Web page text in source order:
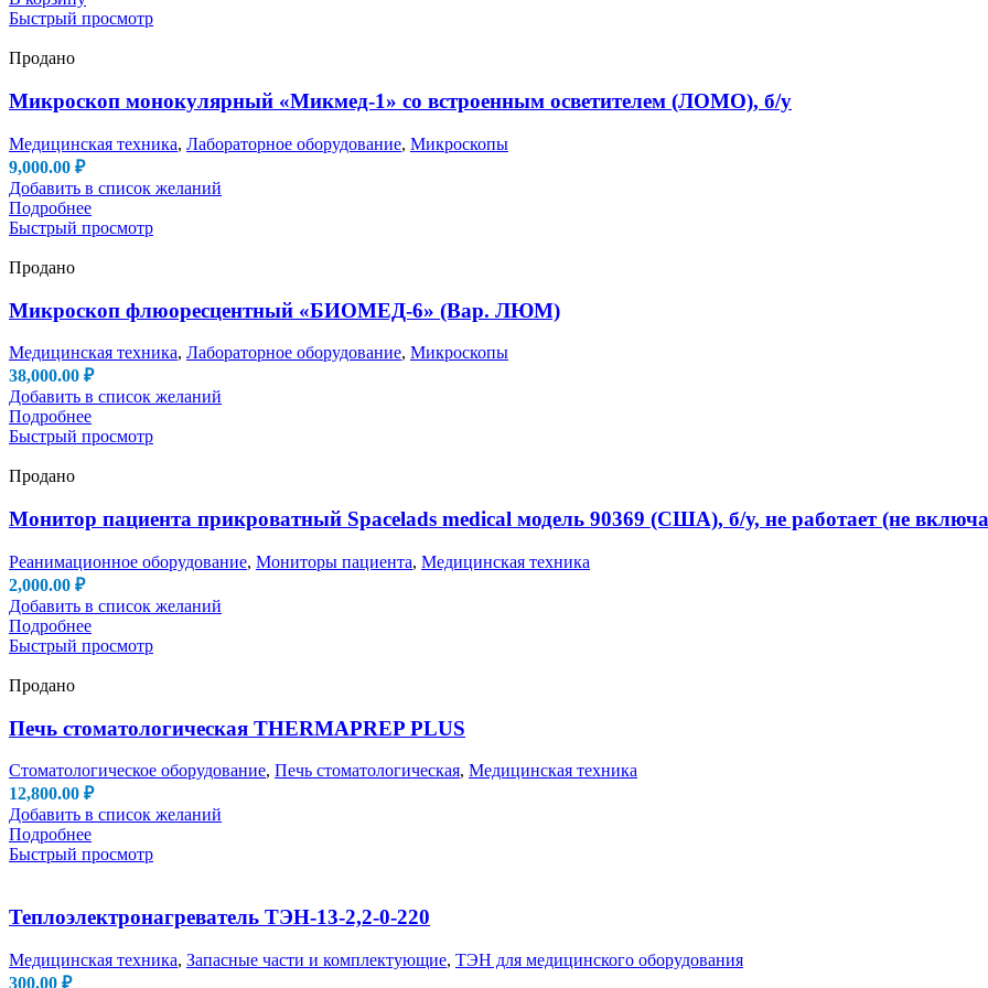
Быстрый просмотр
Продано
Микроскоп монокулярный «Микмед-1» со встроенным осветителем (ЛОМО), б/у
Медицинская техника, Лабораторное оборудование, Микроскопы
9,000.00 ₽
Добавить в список желаний
Подробнее
Быстрый просмотр
Продано
Микроскоп флюоресцентный «БИОМЕД-6» (Вар. ЛЮМ)
Медицинская техника, Лабораторное оборудование, Микроскопы
38,000.00 ₽
Добавить в список желаний
Подробнее
Быстрый просмотр
Продано
Монитор пациента прикроватный Spacelads medical модель 90369 (США), б/у, не работает (не
Реанимационное оборудование, Мониторы пациента, Медицинская техника
2,000.00 ₽
Добавить в список желаний
Подробнее
Быстрый просмотр
Продано
Печь стоматологическая THERMAPREP PLUS
Стоматологическое оборудование, Печь стоматологическая, Медицинская техника
12,800.00 ₽
Добавить в список желаний
Подробнее
Быстрый просмотр
Теплоэлектронагреватель ТЭН-13-2,2-0-220
Медицинская техника, Запасные части и комплектующие, ТЭН для медицинского оборудования
300.00 ₽